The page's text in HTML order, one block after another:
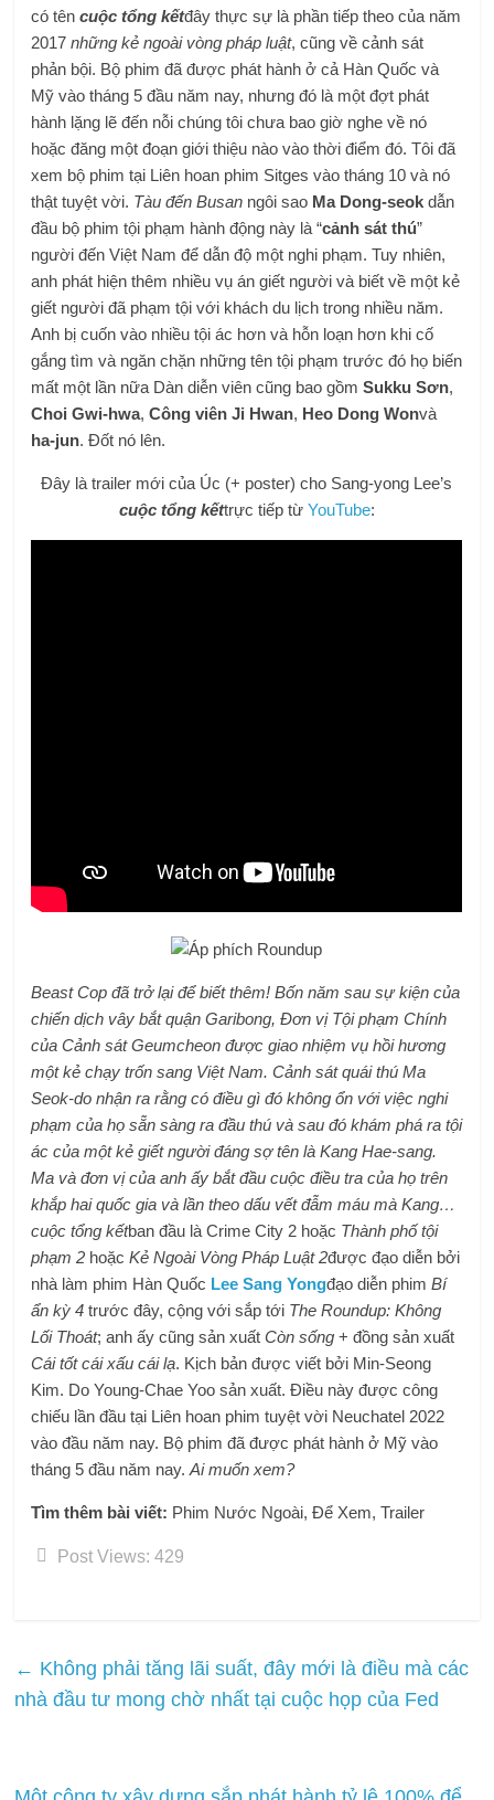
có têncuộc tổng kếtđây thực sự là phần tiếp theo của năm
2017những kẻ ngoài vòng pháp luật, cũng về cảnh sát
phản bội. Bộ phim đã được phát hành ở cả Hàn Quốc và
Mỹ vào tháng 5 đầu năm nay, nhưng đó là một đợt phát
hành lặng lẽ đến nỗi chúng tôi chưa bao giờ nghe về nó
hoặc đăng một đoạn giới thiệu nào vào thời điểm đó. Tôi đã
xem bộ phim tại Liên hoan phim Sitges vào tháng 10 và nó
thật tuyệt vời. Tàu đến Busan ngôi sao Ma Dong-seok dẫn
đầu bộ phim tội phạm hành động này là “cảnh sát thú”
người đến Việt Nam để dẫn độ một nghi phạm. Tuy nhiên,
anh phát hiện thêm nhiều vụ án giết người và biết về một kẻ
giết người đã phạm tội với khách du lịch trong nhiều năm.
Anh bị cuốn vào nhiều tội ác hơn và hỗn loạn hơn khi cố
gắng tìm và ngăn chặn những tên tội phạm trước đó họ biến
mất một lần nữa Dàn diễn viên cũng bao gồmSukku Sơn,
Choi Gwi-hwa,Công viên Ji Hwan, Heo Dong Wonvà
ha-jun. Đốt nó lên.
Đây là trailer mới của Úc (+ poster) cho Sang-yong Lee’s
cuộc tổng kếttrực tiếp từ YouTube:
Beast Cop đã trở lại để biết thêm! Bốn năm sau sự kiện của
chiến dịch vây bắt quận Garibong, Đơn vị Tội phạm Chính
của Cảnh sát Geumcheon được giao nhiệm vụ hồi hương
một kẻ chạy trốn sang Việt Nam. Cảnh sát quái thú Ma
Seok-do nhận ra rằng có điều gì đó không ổn với việc nghi
phạm của họ sẵn sàng ra đầu thú và sau đó khám phá ra tội
ác của một kẻ giết người đáng sợ tên là Kang Hae-sang.
Ma và đơn vị của anh ấy bắt đầu cuộc điều tra của họ trên
khắp hai quốc gia và lần theo dấu vết đẫm máu mà Kang…
cuộc tổng kếtban đầu là Crime City 2 hoặc Thành phố tội
phạm 2 hoặcKẻ Ngoài Vòng Pháp Luật 2được đạo diễn bởi
nhà làm phim Hàn Quốc Lee Sang Yongđạo diễn phimBí
ẩn kỳ 4 trước đây, cộng với sắp tới The Roundup: Không
Lối Thoát; anh ấy cũng sản xuấtCòn sống + đồng sản xuất
Cái tốt cái xấu cái lạ. Kịch bản được viết bởi Min-Seong
Kim. Do Young-Chae Yoo sản xuất. Điều này được công
chiếu lần đầu tại Liên hoan phim tuyệt vời Neuchatel 2022
vào đầu năm nay. Bộ phim đã được phát hành ở Mỹ vào
tháng 5 đầu năm nay.Ai muốn xem?
Tìm thêm bài viết: Phim Nước Ngoài, Để Xem, Trailer
Post Views: 429
← Không phải tăng lãi suất, đây mới là điều mà các
nhà đầu tư mong chờ nhất tại cuộc họp của Fed